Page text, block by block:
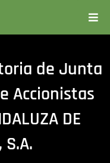
de Junta
Accionistas
DE
S.A.